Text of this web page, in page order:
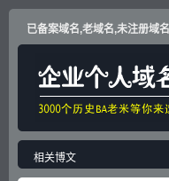
已备案域名,老域名,未注册域
相关博文